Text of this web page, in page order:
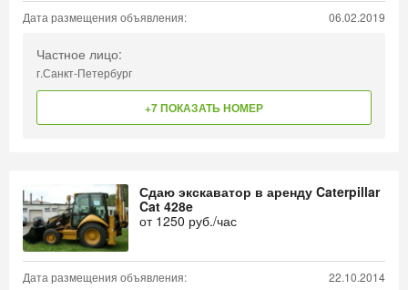
Дата размещения объявления: 06.02.2019
Частное лицо:
г.Санкт-Петербург
+7 ПОКАЗАТЬ НОМЕР
Сдаю экскаватор в аренду Caterpillar
Cat 428e
от 1250 руб./час
Дата размещения объявления: 22.10.2014